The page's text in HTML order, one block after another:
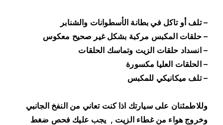
– تلف أو تاكل في بطانة الأسطوانات والشنابر
– حلقات المكبس مركبة بشكل غير صحيح معكوس
– انسداد حلقات الزيت وتماسك الحلقات
– الحلقات العليا مكسورة
– تلف ميكانيكي للمكبس
وللاطمئنان على سيارتك اذا كنت تعاني من النفخ الجانبي
وخروج هواء من غطاء الزيت , يجب عليك فحص ضغط